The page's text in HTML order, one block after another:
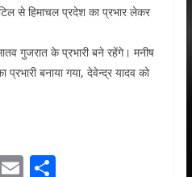
से हिमाचल प्रदेश का प्रभार लेकर
गुजरात के प्रभारी बने रहेंगे। मनीष
बनाया गया, देवेन्द्र यादव को
E S